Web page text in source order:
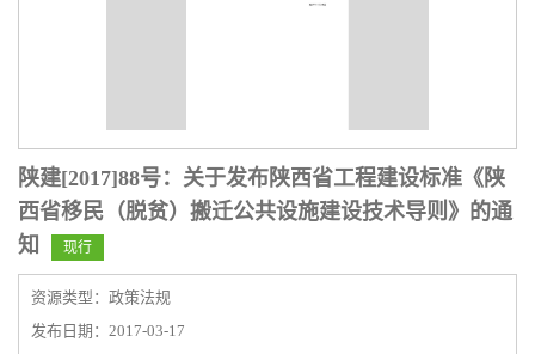
陕建[2017]88号：关于发布陕西省工程建设标准《陕
西省移民（脱贫）搬迁公共设施建设技术导则》的通
知
现行
资源类型：政策法规
发布日期：2017-03-17